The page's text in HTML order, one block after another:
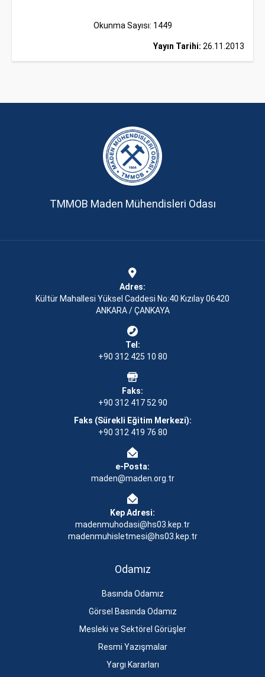
Okunma Sayısı: 1449
Yayın Tarihi: 26.11.2013
TMMOB Maden Mühendisleri Odası
Adres:
Kültür Mahallesi Yüksel Caddesi No:40 Kızılay 06420
ANKARA / ÇANKAYA
Tel:
+90 312 425 10 80
Faks:
+90 312 417 52 90
Faks (Sürekli Eğitim Merkezi):
+90 312 419 76 80
e-Posta:
maden@maden.org.tr
Kep Adresi:
madenmuhodasi@hs03.kep.tr
madenmuhisletmesi@hs03.kep.tr
Odamız
Basında Odamız
Görsel Basında Odamız
Mesleki ve Sektörel Görüşler
Resmi Yazışmalar
Yargı Kararları